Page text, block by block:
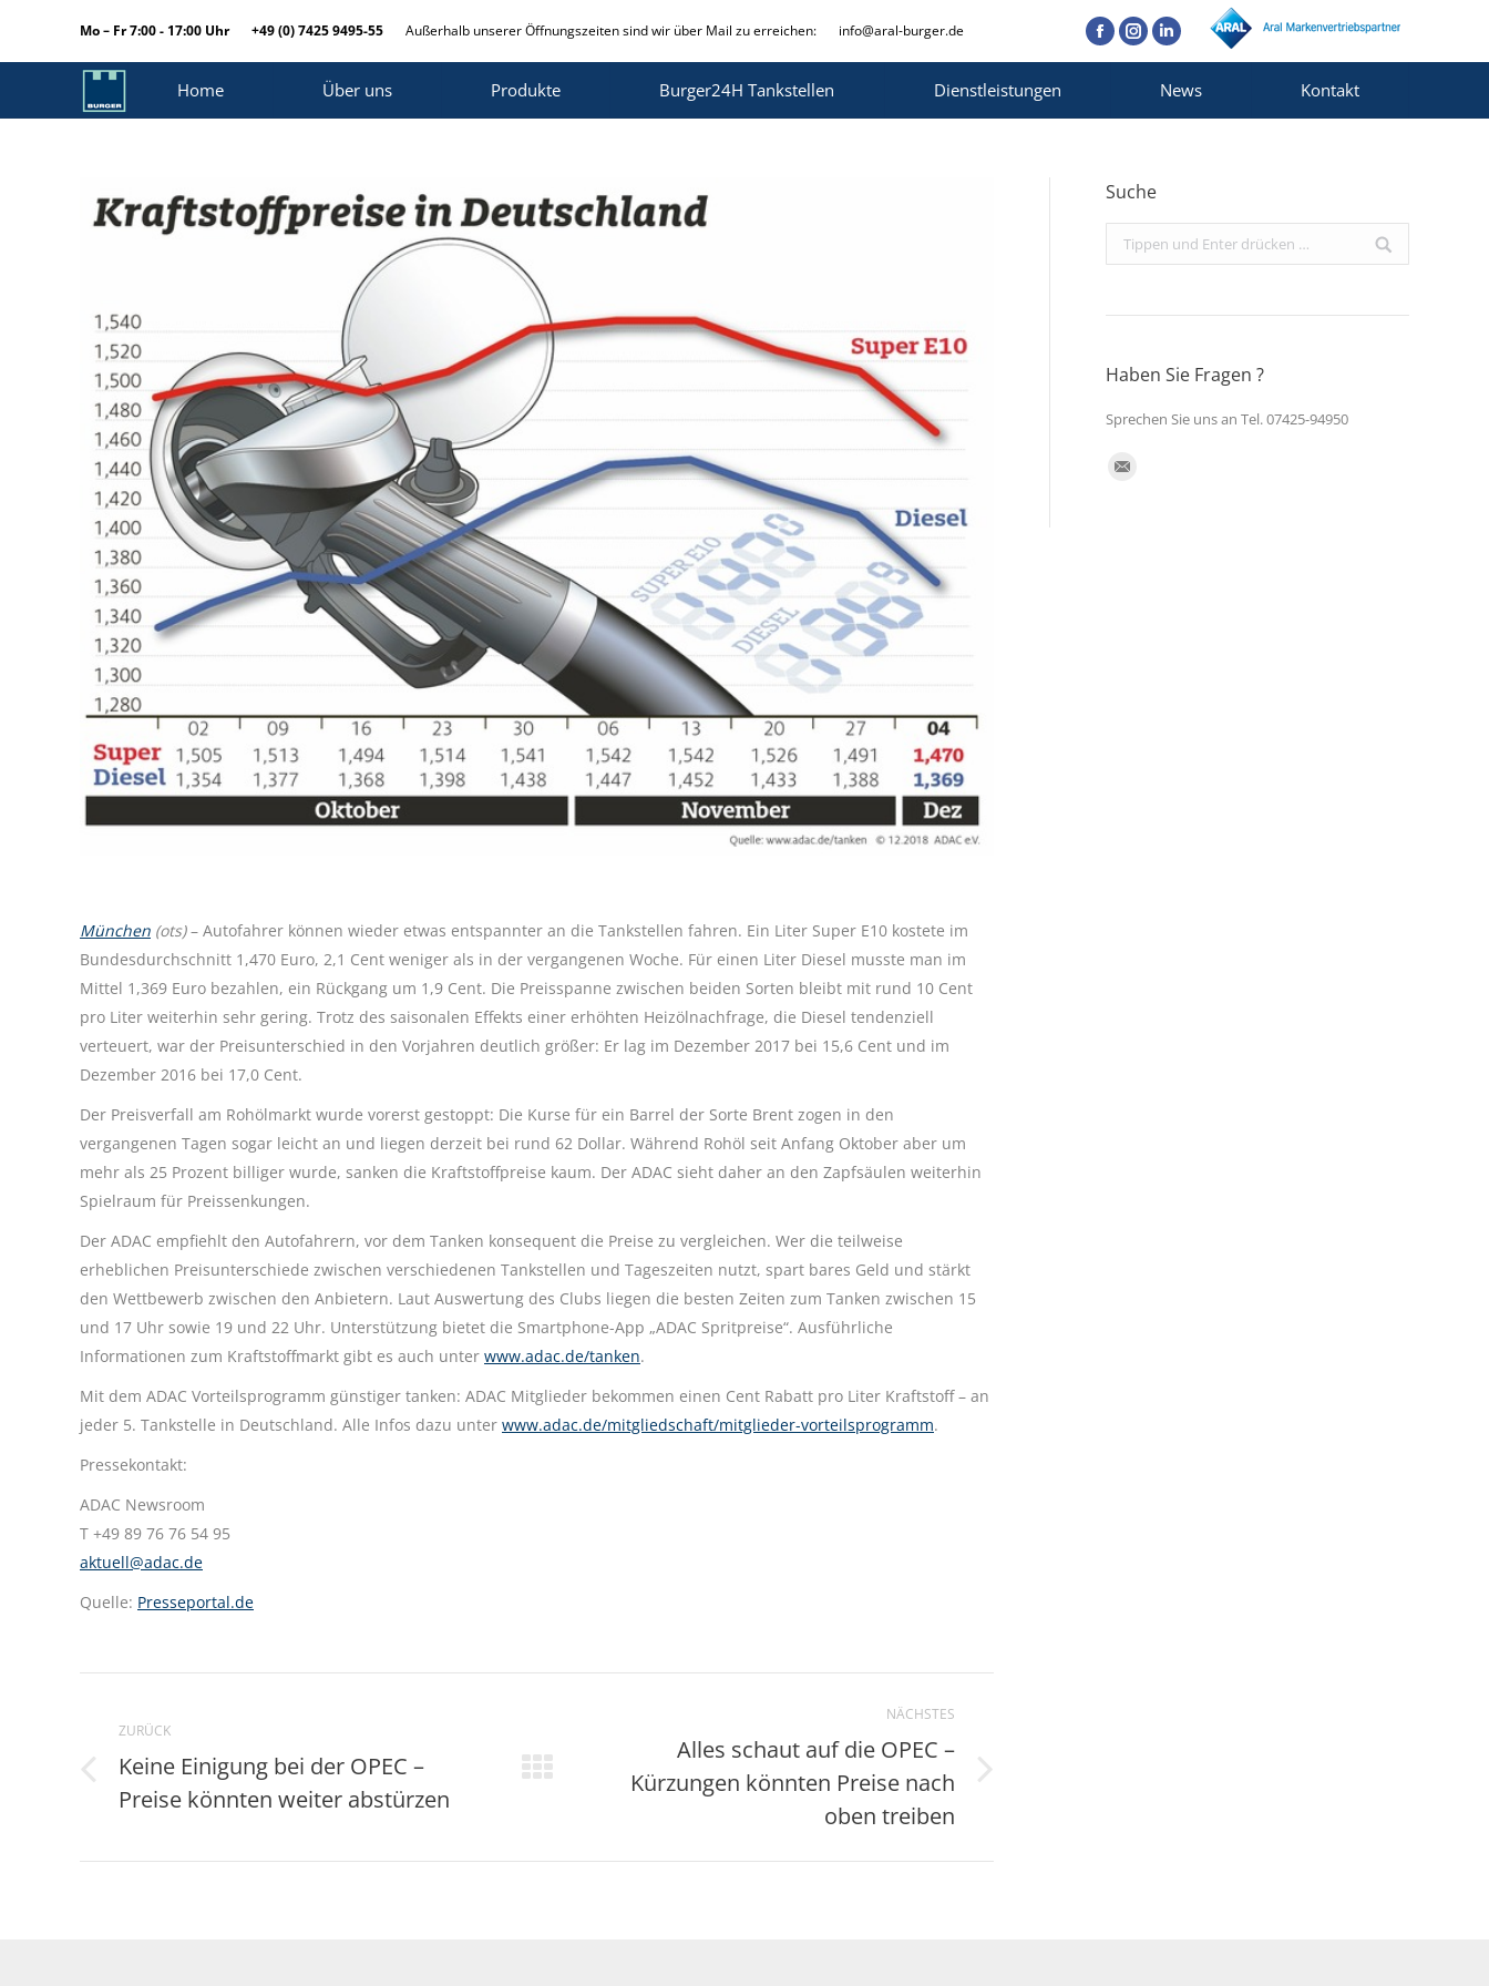
Mo – Fr 7:00 - 17:00 Uhr +49 (0) 7425 9495-55 Außerhalb unserer Öffnungszeiten sind wir über Mail zu erreichen: info@aral-burger.de
Facebook
InstagramLinkedin
Home Über uns Produkte Burger24H Tankstellen Dienstleistungen News Kontakt
München (ots)– Autofahrer können wieder etwas entspannter an die Tankstellen fahren. Ein Liter Super E10 kostete im
Bundesdurchschnitt 1,470 Euro, 2,1 Cent weniger als in der vergangenen Woche. Für einen Liter Diesel musste man im
Mittel 1,369 Euro bezahlen, ein Rückgang um 1,9 Cent. Die Preisspanne zwischen beiden Sorten bleibt mit rund 10 Cent
pro Liter weiterhin sehr gering. Trotz des saisonalen Effekts einer erhöhten Heizölnachfrage, die Diesel tendenziell
verteuert, war der Preisunterschied in den Vorjahren deutlich größer: Er lag im Dezember 2017 bei 15,6 Cent und im
Dezember 2016 bei 17,0 Cent.
Der Preisverfall am Rohölmarkt wurde vorerst gestoppt: Die Kurse für ein Barrel der Sorte Brent zogen in den
vergangenen Tagen sogar leicht an und liegen derzeit bei rund 62 Dollar. Während Rohöl seit Anfang Oktober aber um
mehr als 25 Prozent billiger wurde, sanken die Kraftstoffpreise kaum. Der ADAC sieht daher an den Zapfsäulen weiterhin
Spielraum für Preissenkungen.
Der ADAC empfiehlt den Autofahrern, vor dem Tanken konsequent die Preise zu vergleichen. Wer die teilweise
erheblichen Preisunterschiede zwischen verschiedenen Tankstellen und Tageszeiten nutzt, spart bares Geld und stärkt
den Wettbewerb zwischen den Anbietern. Laut Auswertung des Clubs liegen die besten Zeiten zum Tanken zwischen 15
und 17 Uhr sowie 19 und 22 Uhr. Unterstützung bietet die Smartphone-App „ADAC Spritpreise“. Ausführliche
Informationen zum Kraftstoffmarkt gibt es auch unter www.adac.de/tanken.
Mit dem ADAC Vorteilsprogramm günstiger tanken: ADAC Mitglieder bekommen einen Cent Rabatt pro Liter Kraftstoff – an
jeder 5. Tankstelle in Deutschland. Alle Infos dazu unter www.adac.de/mitgliedschaft/mitglieder-vorteilsprogramm.
Pressekontakt:
ADAC Newsroom
T +49 89 76 76 54 95
aktuell@adac.de
Quelle: Presseportal.de
ZURÜCK
Vorheriger
Beitrag:
Keine Einigung bei der OPEC –
Preise könnten weiter abstürzen
NÄCHSTES
Nächster
Alles schaut auf die OPEC –
Kürzungen könnten Preise nach
oben treiben
Suche
Search:
Haben Sie Fragen ?
Sprechen Sie uns an Tel. 07425-94950
Finden Sie uns auf: